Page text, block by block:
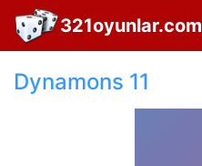
321oyunlar.com
Dynamons 11